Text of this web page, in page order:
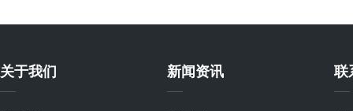
关于我们 新闻资讯 联